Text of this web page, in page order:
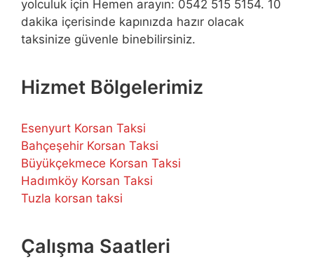
yolculuk için Hemen arayın: 0542 515 5154. 10
dakika içerisinde kapınızda hazır olacak
taksinize güvenle binebilirsiniz.
Hizmet Bölgelerimiz
Esenyurt Korsan Taksi
Bahçeşehir Korsan Taksi
Büyükçekmece Korsan Taksi
Hadımköy Korsan Taksi
Tuzla korsan taksi
Çalışma Saatleri